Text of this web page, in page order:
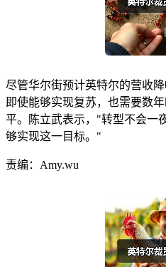
尽管华尔街预计英特尔的营收
即使能够实现复苏，也需要数
平。陈立武表示，"转型不会一
够实现这一目标。"
责编：Amy.wu